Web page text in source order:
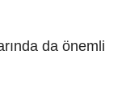
da önemli